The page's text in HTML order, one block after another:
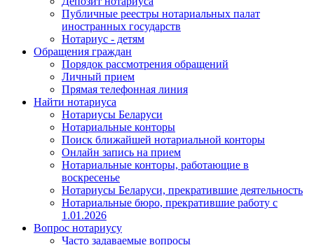
Публичные реестры нотариальных палат
иностранных государств
Нотариус - детям
Обращения граждан
Порядок рассмотрения обращений
Личный прием
Прямая телефонная линия
Найти нотариуса
Нотариусы Беларуси
Нотариальные конторы
Поиск ближайшей нотариальной конторы
Онлайн запись на прием
Нотариальные конторы, работающие в
воскресенье
Нотариусы Беларуси, прекратившие деятельность
Нотариальные бюро, прекратившие работу с
1.01.2026
Вопрос нотариусу
Часто задаваемые вопросы